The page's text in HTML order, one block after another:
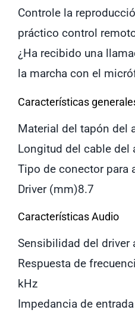
Controle la
práctico control
¿Ha recibido una
la marcha con el
Características
Material del tapón del
Longitud del cable del
Tipo de conector para
Driver (mm)8.7
Características Audio
Sensibilidad del driver
Respuesta de
kHz
Impedancia de